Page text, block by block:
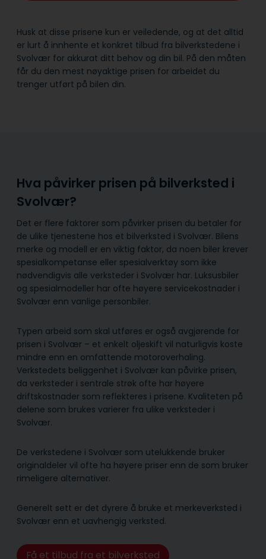
Husk at disse prisene kun er veiledende, og at det alltid
er lurt å innhente et konkret tilbud fra bilverkstedene i
Svolvær for akkurat ditt behov og din bil. På den måten
får du den mest nøyaktige prisen for arbeidet du
trenger utført på bilen din.
Hva påvirker prisen på bilverksted i
Svolvær?
Det er flere faktorer som påvirker prisen du betaler for
de ulike tjenestene hos et bilverksted i Svolvær. Bilens
merke og modell er en viktig faktor, da noen biler krever
spesialkompetanse eller spesialverktøy som ikke
nødvendigvis alle verksteder i Svolvær har. Luksusbiler
og spesialmodeller har ofte høyere servicekostnader i
Svolvær enn vanlige personbiler.
Typen arbeid som skal utføres er også avgjørende for
prisen i Svolvær – et enkelt oljeskift vil naturligvis koste
mindre enn en omfattende motoroverhaling.
Verkstedets beliggenhet i Svolvær kan påvirke prisen,
da verksteder i sentrale strøk ofte har høyere
driftskostnader som reflekteres i prisene. Kvaliteten på
delene som brukes varierer fra ulike verksteder i
Svolvær.
De verkstedene i Svolvær som utelukkende bruker
originaldeler vil ofte ha høyere priser enn de som bruker
rimeligere alternativer.
Generelt sett er det dyrere å bruke et merkeverksted i
Svolvær enn et uavhengig verksted.
Få et tilbud fra et bilverksted